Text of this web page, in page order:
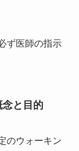
ず医師の指示
念と目的
のウォーキン